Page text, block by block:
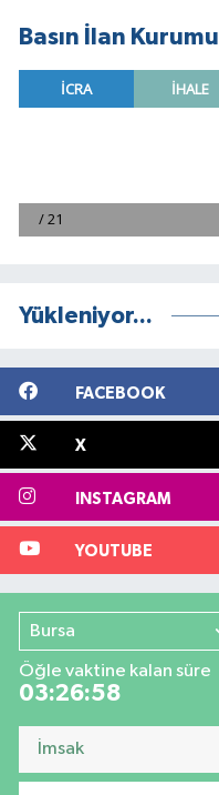
Basın İlan Kurumu
Yükleniyor...
FACEBOOK
X
INSTAGRAM
YOUTUBE
Bursa
Öğle vaktine kalan süre
03:26:57
İmsak